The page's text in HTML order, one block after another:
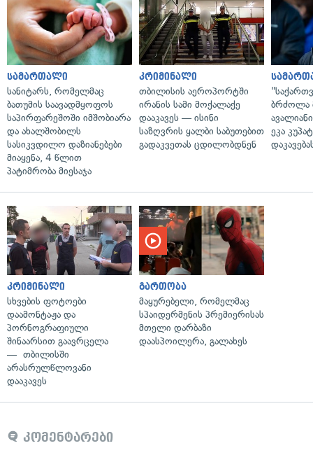
სამართალი
სანიტარს, რომელმაც
ბათუმის საავადმყოფოს
საპირფარეშოში იმშობიარა
და ახალშობილს
სასიკვდილო დაზიანებები
მიაყენა, 4 წლით
პატიმრობა მიესაჯა
კრიმინალი
თბილისის აეროპორტში
ირანის სამი მოქალაქე
დააკავეს — ისინი
საზღვრის ყალბი საბუთებით
გადაკვეთას ცდილობდნენ
ბრძოლა
ეკა
კრიმინალი
სხვების ფოტოები
დაამონტაჟა და
პორნოგრაფიული
შინაარსით გაავრცელა
— თბილისში
არასრულწლოვანი
დააკავეს
გართობა
მაყურებელი, რომელმაც
სპაიდერმენის პრემიერისას
მთელი დარბაზი
დაასპოილერა, გალახეს
კომენტარები